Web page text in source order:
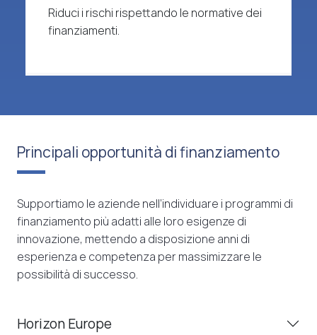
Riduci i rischi rispettando le normative dei
finanziamenti.
Principali opportunità di finanziamento
Supportiamo le aziende nell’individuare i programmi di
finanziamento più adatti alle loro esigenze di
innovazione, mettendo a disposizione anni di
esperienza e competenza per massimizzare le
possibilità di successo.
Horizon Europe